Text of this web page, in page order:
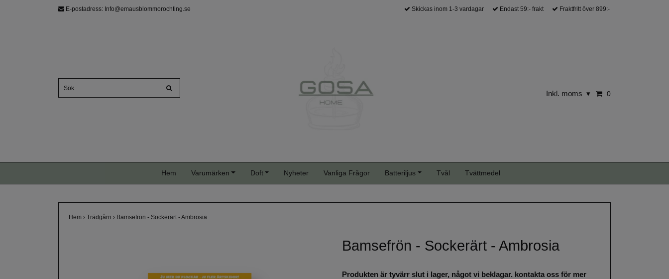
E-postadress: Info@emausblommorochting.se Skickas inom 1-3 vardagar Endast 59:- frakt Fraktfritt över 899:-
Inkl. moms ▾ 0
Hem Varumärken Doft Nyheter Vanliga Frågor Batteriljus Tvål Tvättmedel
Hem › Trädgårn › Bamsefrön - Sockerärt - Ambrosia
Bamsefrön - Sockerärt - Ambrosia
Produkten är tyvärr slut i lager, något vi beklagar. kontakta oss för mer